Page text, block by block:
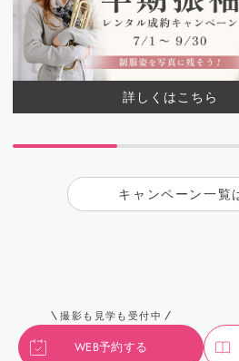
詳しくはこちら
キャンペーン一覧
撮影も見学も受付中
WEB予約する